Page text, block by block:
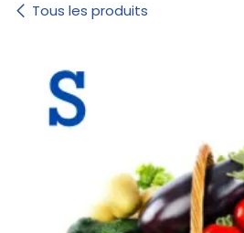
Tous les produits